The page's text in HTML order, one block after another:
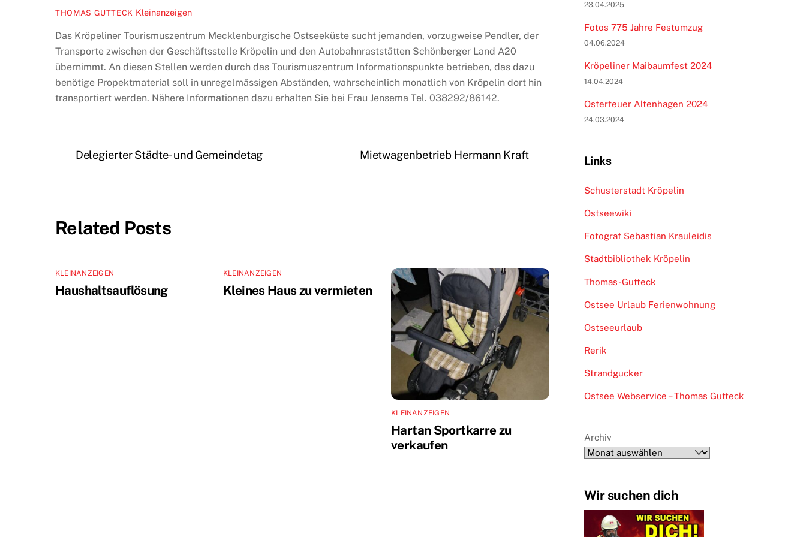
THOMAS GUTTECK Kleinanzeigen
Das Kröpeliner Tourismuszentrum Mecklenburgische Ostseeküste sucht jemanden, vorzugweise Pendler, der
Transporte zwischen der Geschäftsstelle Kröpelin und den Autobahnraststätten Schönberger Land A20
übernimmt. An diesen Stellen werden durch das Tourismuszentrum Informationspunkte betrieben, das dazu
benötige Propektmaterial soll in unregelmässigen Abständen, wahrscheinlich monatlich von Kröpelin dort hin
transportiert werden. Nähere Informationen dazu erhalten Sie bei Frau Jensema Tel. 038292/86142.
Delegierter Städte- und Gemeindetag Mietwagenbetrieb Hermann Kraft
Related Posts
KLEINANZEIGEN
Haushaltsauflösung
KLEINANZEIGEN
Kleines Haus zu vermieten
KLEINANZEIGEN
Hartan Sportkarre zu
verkaufen
23.04.2025
Fotos 775 Jahre Festumzug
04.06.2024
Kröpeliner Maibaumfest 2024
14.04.2024
Osterfeuer Altenhagen 2024
24.03.2024
Links
Schusterstadt Kröpelin
Ostseewiki
Fotograf Sebastian Krauleidis
Stadtbibliothek Kröpelin
Thomas-Gutteck
Ostsee Urlaub Ferienwohnung
Ostseeurlaub
Rerik
Strandgucker
Ostsee Webservice – Thomas Gutteck
Archiv
Wir suchen dich